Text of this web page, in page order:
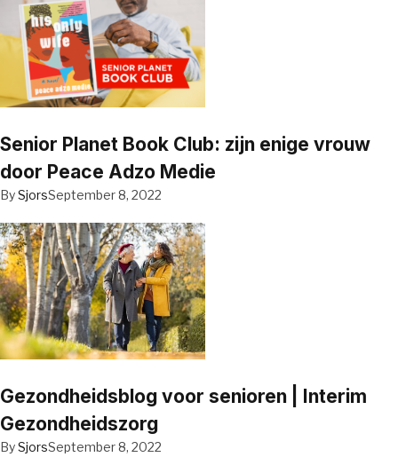
Senior Planet Book Club: zijn enige vrouw
door Peace Adzo Medie
BySjorsSeptember 8, 2022
Gezondheidsblog voor senioren | Interim
Gezondheidszorg
BySjorsSeptember 8, 2022